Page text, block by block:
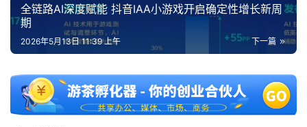
全链路AI深度赋能 抖音IAA小游戏开启确定性增长新周
期
下一篇
2026年5月13日 11:39 上午